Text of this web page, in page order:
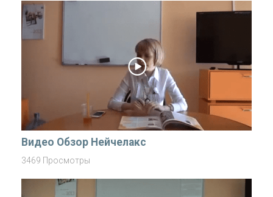
Видео Обзор Нейчелакс
3469 Просмотры